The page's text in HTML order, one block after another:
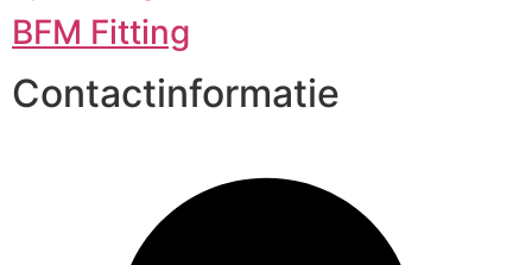
BFM Fitting
Contactinformatie